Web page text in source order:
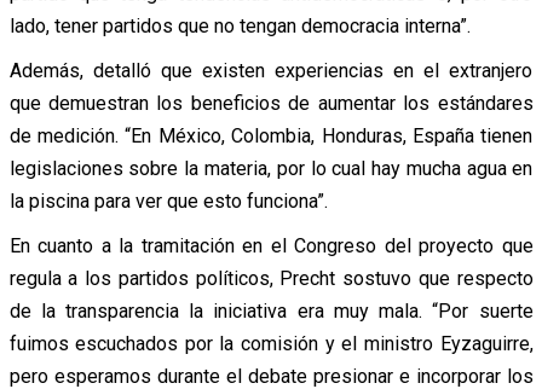
lado, tener partidos que no tengan democracia interna”.
Además, detalló que existen experiencias en el extranjero
que demuestran los beneficios de aumentar los estándares
de medición. “En México, Colombia, Honduras, España tienen
legislaciones sobre la materia, por lo cual hay mucha agua en
la piscina para ver que esto funciona”.
En cuanto a la tramitación en el Congreso del proyecto que
regula a los partidos políticos, Precht sostuvo que respecto
de la transparencia la iniciativa era muy mala. “Por suerte
fuimos escuchados por la comisión y el ministro Eyzaguirre,
pero esperamos durante el debate presionar e incorporar los